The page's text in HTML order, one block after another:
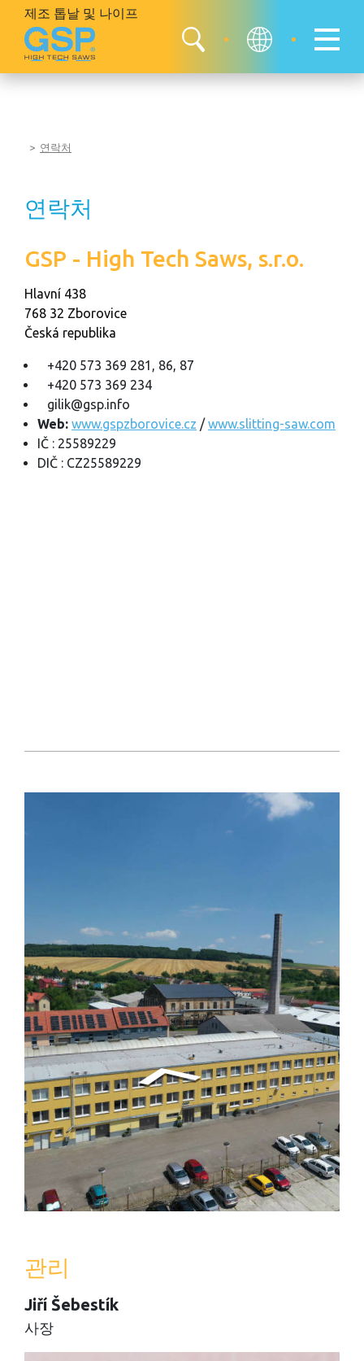
제조 톱날 및 나이프
연락처
연락처
GSP - High Tech Saws, s.r.o.
Hlavní 438
768 32 Zborovice
Česká republika
+420 573 369 281, 86, 87
+420 573 369 234
gilik@gsp.info
Web: www.gspzborovice.cz /www.slitting-saw.com
IČ : 25589229
DIČ : CZ25589229
관리
Jiří Šebestík
사장